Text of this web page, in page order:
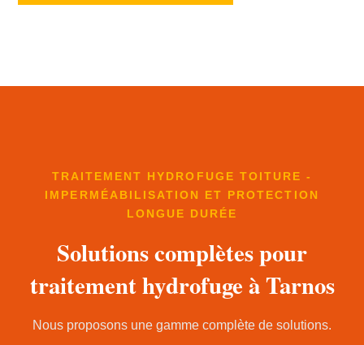
TRAITEMENT HYDROFUGE TOITURE -
IMPERMÉABILISATION ET PROTECTION
LONGUE DURÉE
Solutions complètes pour
traitement hydrofuge à Tarnos
Nous proposons une gamme complète de solutions.